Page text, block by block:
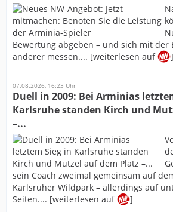
Bewertung abgeben – und sich mit der
anderer messen.... [weiterlesen auf
]
07.08.2026, 16:23 Uhr
Duell in 2009: Bei Arminias
Karlsruhe standen Kirch und
–...
sein Coach zweimal gemeinsam auf
Karlsruher Wildpark – allerdings auf
Seiten.... [weiterlesen auf
]